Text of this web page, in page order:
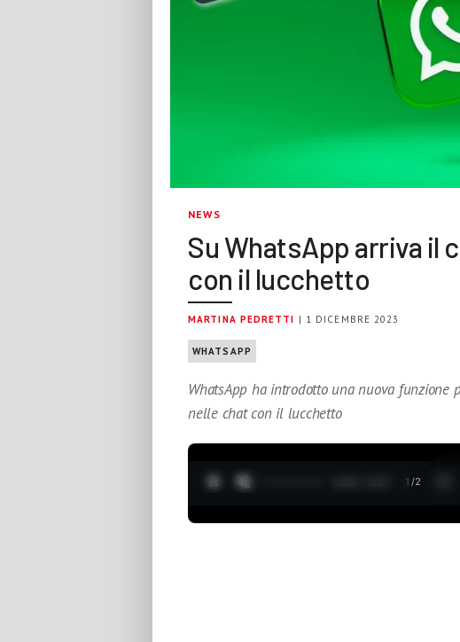
NEWS
Su WhatsApp arriva il
con il lucchetto
MARTINA PEDRETTI | 1 DICEMBRE 2023
WHATSAPP
WhatsApp ha introdotto una nuova funzione
nelle chat con il lucchetto
1 /2